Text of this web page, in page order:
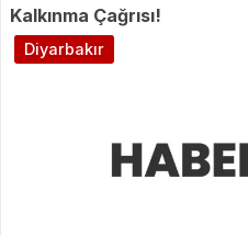
Kalkınma Çağrısı!
Diyarbakır